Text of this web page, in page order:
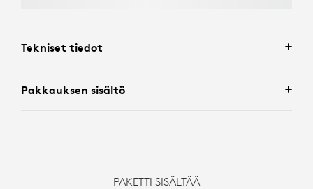
Tekniset tiedot
Pakkauksen sisältö
PAKETTI SISÄLTÄÄ